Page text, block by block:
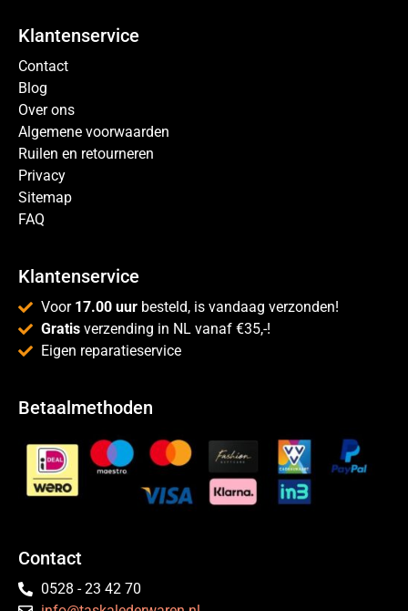
Klantenservice
Contact
Blog
Over ons
Algemene voorwaarden
Ruilen en retourneren
Privacy
Sitemap
FAQ
Klantenservice
Voor 17.00 uur besteld, is vandaag verzonden!
Gratis verzending in NL vanaf €35,-!
Eigen reparatieservice
Betaalmethoden
Contact
0528 - 23 42 70